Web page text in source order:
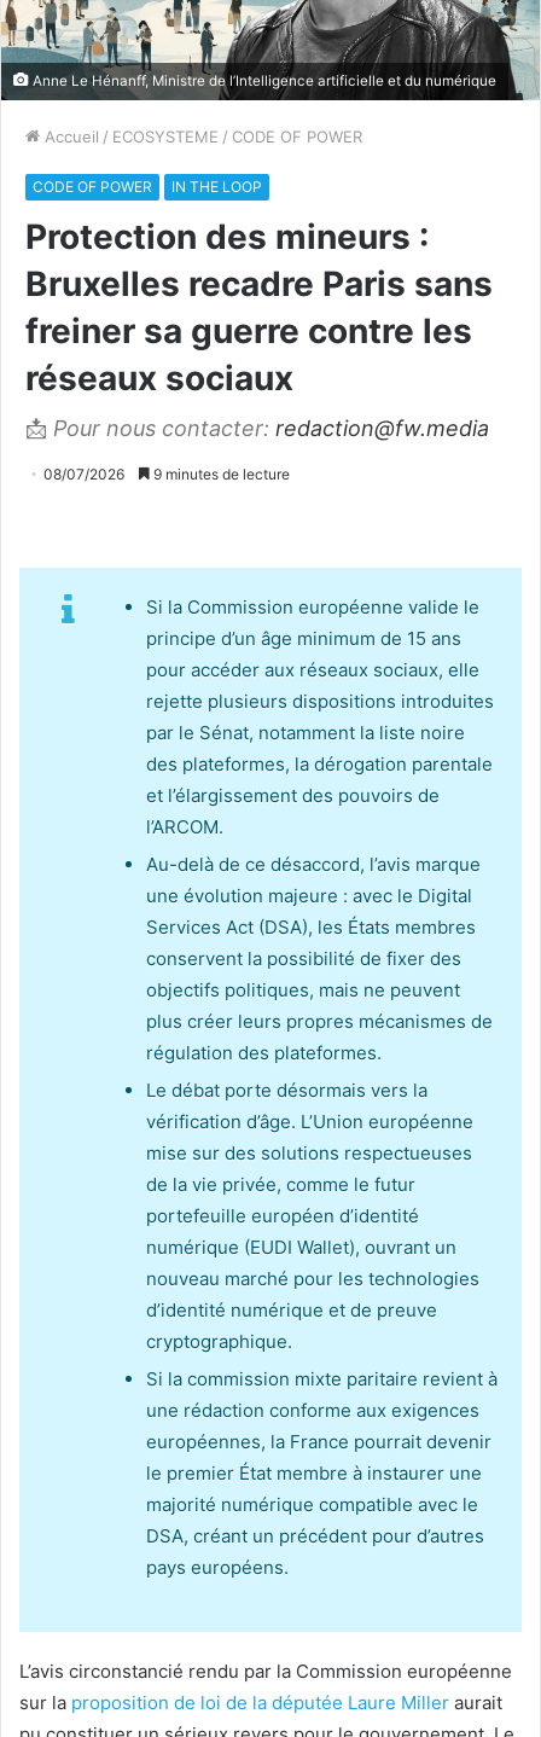
Anne Le Hénanff, Ministre de l’Intelligence artificielle et du numérique
Accueil / ECOSYSTEME / CODE OF POWER
CODE OF POWER IN THE LOOP
Protection des mineurs :
Bruxelles recadre Paris sans
freiner sa guerre contre les
réseaux sociaux
📩 Pour nous contacter: redaction@fw.media
08/07/2026 9 minutes de lecture
Si la Commission européenne valide le
principe d’un âge minimum de 15 ans
pour accéder aux réseaux sociaux, elle
rejette plusieurs dispositions introduites
par le Sénat, notamment la liste noire
des plateformes, la dérogation parentale
et l’élargissement des pouvoirs de
l’ARCOM.
Au-delà de ce désaccord, l’avis marque
une évolution majeure : avec le Digital
Services Act (DSA), les États membres
conservent la possibilité de fixer des
objectifs politiques, mais ne peuvent
plus créer leurs propres mécanismes de
régulation des plateformes.
Le débat porte désormais vers la
vérification d’âge. L’Union européenne
mise sur des solutions respectueuses
de la vie privée, comme le futur
portefeuille européen d’identité
numérique (EUDI Wallet), ouvrant un
nouveau marché pour les technologies
d’identité numérique et de preuve
cryptographique.
Si la commission mixte paritaire revient à
une rédaction conforme aux exigences
européennes, la France pourrait devenir
le premier État membre à instaurer une
majorité numérique compatible avec le
DSA, créant un précédent pour d’autres
pays européens.
L’avis circonstancié rendu par la Commission européenne
sur la proposition de loi de la députée Laure Miller aurait